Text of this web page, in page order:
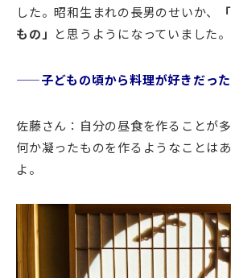
した。昭和生まれの長男のせいか、
もの」 と思うようになっていました。
——子どもの頃から料理が好きだった
佐藤さん：自分の昼食を作ることが多
何か凝ったものを作るようなことは
よ。